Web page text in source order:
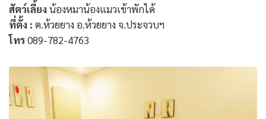
สัตว์เลี้ยงน้องหมาน้องแมวเข้าพักได้
ที่ตั้ง : ต.ห้วยยาง อ.ห้วยยาง จ.ประจวบฯ
โทร089-782-4763